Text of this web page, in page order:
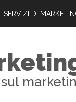
SERVIZI DI